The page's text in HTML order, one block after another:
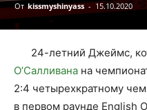
От kissmyshinyass - 15.10.2020
24-летний Джеймс,
О’Салливана на
2:4 четырехкратному
в первом раунде English